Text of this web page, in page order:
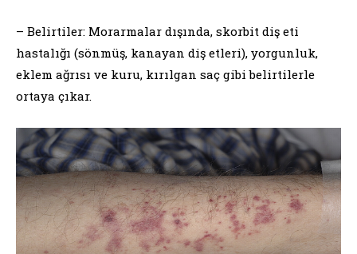
– Belirtiler: Morarmalar dışında, skorbit diş eti
hastalığı (sönmüş, kanayan diş etleri), yorgunluk,
eklem ağrısı ve kuru, kırılgan saç gibi belirtilerle
ortaya çıkar.